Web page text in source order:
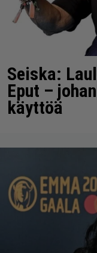
Seiska:
Eput –
käyttöä